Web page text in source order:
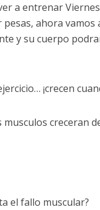
a entrenar
ahora vamos
y su cuerpo
¡crecen
creceran
el fallo muscular?